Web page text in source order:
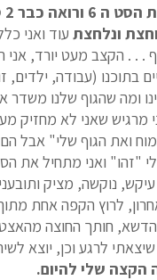
ונלחצתעוד ואני
. . . הקצב מעט יורד,
בתוכנו (עבודה, ילדים,
ומה שהגוף שלנו משדר
מרגיש שאני לא מחזיק
ואת הגוף שלי" אבל הם
לי "זהו" ואני מתחיל את
נוקשה, מציק
חותך החוצה
לרגע וכן, יוצא
הקצה שלי להיום.